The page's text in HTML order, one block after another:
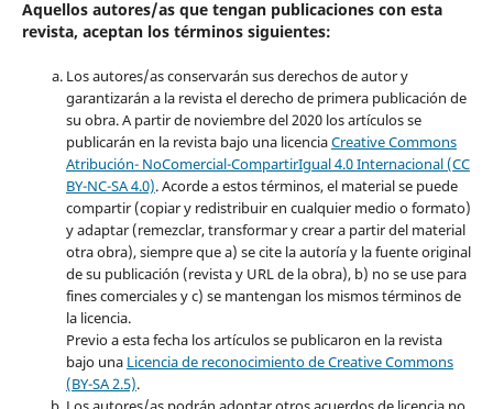
Aquellos autores/as que tengan publicaciones con esta
revista, aceptan los términos siguientes:
Los autores/as conservarán sus derechos de autor y
garantizarán a la revista el derecho de primera publicación de
su obra. A partir de noviembre del 2020 los artículos se
publicarán en la revista bajo una licenciaCreative Commons
Atribución- NoComercial-CompartirIgual 4.0 Internacional (CC
BY-NC-SA 4.0). Acorde a estos términos, el material se puede
compartir (copiar y redistribuir en cualquier medio o formato)
y adaptar (remezclar, transformar y crear a partir del material
otra obra), siempre que a) se cite la autoría y la fuente original
de su publicación (revista y URL de la obra), b) no se use para
fines comerciales y c) se mantengan los mismos términos de
la licencia.
Previo a esta fecha los artículos se publicaron en la revista
bajo una Licencia de reconocimiento de Creative Commons
(BY-SA 2.5).